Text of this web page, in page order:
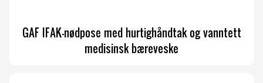
GAF IFAK-nødpose med hurtighåndtak og vanntett
medisinsk bæreveske